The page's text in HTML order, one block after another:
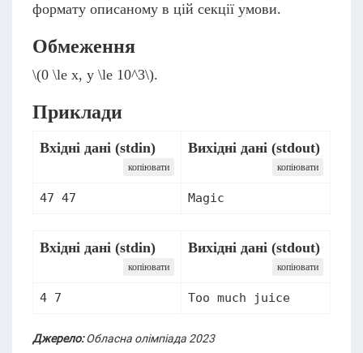
формату описаному в цій секції умови.
Обмеження
\(0 \le x, y \le 10^3\).
Приклади
Вхідні дані (stdin)
копіювати
Вихідні дані (stdout)
копіювати
Вхідні дані (stdin)
копіювати
Вихідні дані (stdout)
копіювати
Джерело:Обласна олімпіада 2023